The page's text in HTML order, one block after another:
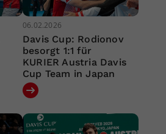
06.02.2026
Davis Cup: Rodionov
besorgt 1:1 für
KURIER Austria Davis
Cup Team in Japan